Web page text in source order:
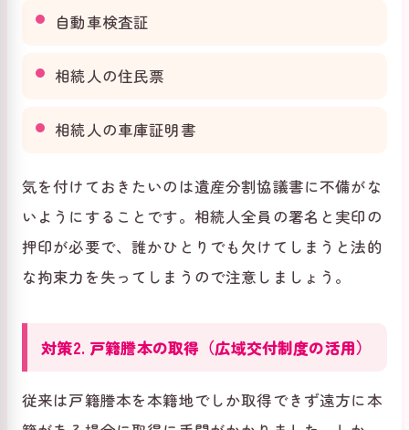
自動車検査証
相続人の住民票
相続人の車庫証明書
気を付けておきたいのは遺産分割協議書に不備がな
いようにすることです。相続人全員の署名と実印の
押印が必要で、誰かひとりでも欠けてしまうと法的
な拘束力を失ってしまうので注意しましょう。
対策2. 戸籍謄本の取得（広域交付制度の活用）
従来は戸籍謄本を本籍地でしか取得できず遠方に本